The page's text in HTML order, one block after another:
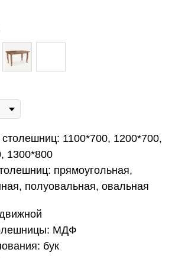
1100*700, 1200*700,
1300*800
прямоугольная,
полуовальная, овальная
МДФ
бук